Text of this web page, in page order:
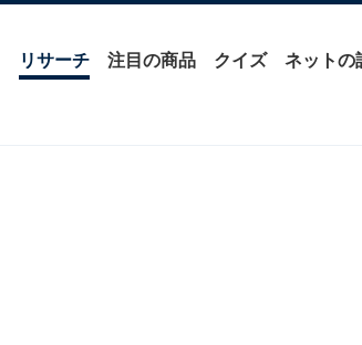
リサーチ 注目の商品 クイズ ネットの